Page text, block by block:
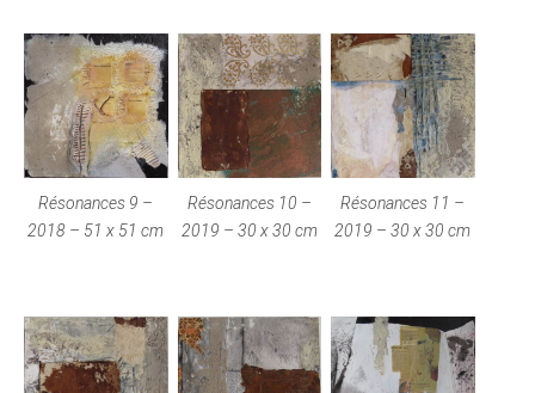
Résonances 9 –
2018 – 51 x 51 cm
Résonances 10 –
2019 – 30 x 30 cm
Résonances 11 –
2019 – 30 x 30 cm